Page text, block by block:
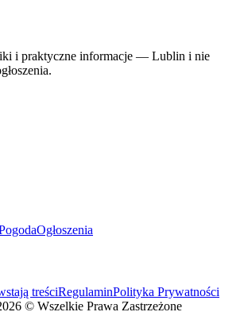
i praktyczne informacje — Lublin i nie
Ogłoszenia
treściRegulaminPolityka Prywatności
© Wszelkie Prawa Zastrzeżone